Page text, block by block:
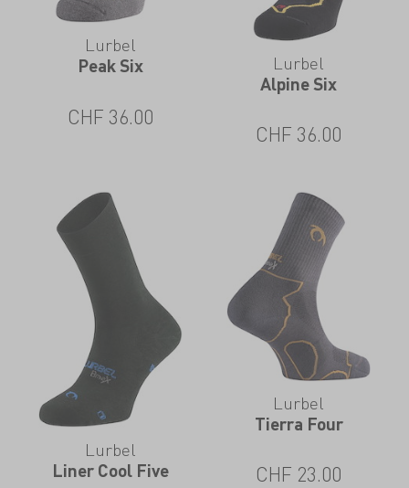
Lurbel
Peak Six
CHF 36.00
Lurbel
Alpine Six
CHF 36.00
Lurbel
Liner Cool Five
Lurbel
Tierra Four
CHF 23.00